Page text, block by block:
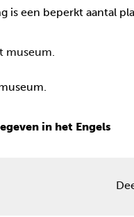
is een beperkt aantal
museum.
in het Engels